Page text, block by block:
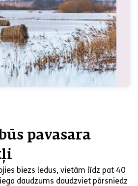
pavasara
biezs ledus, vietām līdz pat 40
daudzums daudzviet pārsniedz